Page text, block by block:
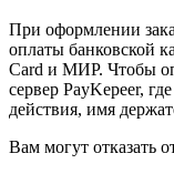
При оформлении
оплаты банковской
Card и МИР. Чтобы
сервер PayKepeer,
действия, имя
Вам могут отказать